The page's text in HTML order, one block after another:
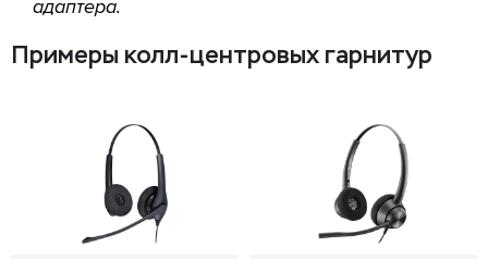
адаптера.
Примеры колл-центровых гарнитур